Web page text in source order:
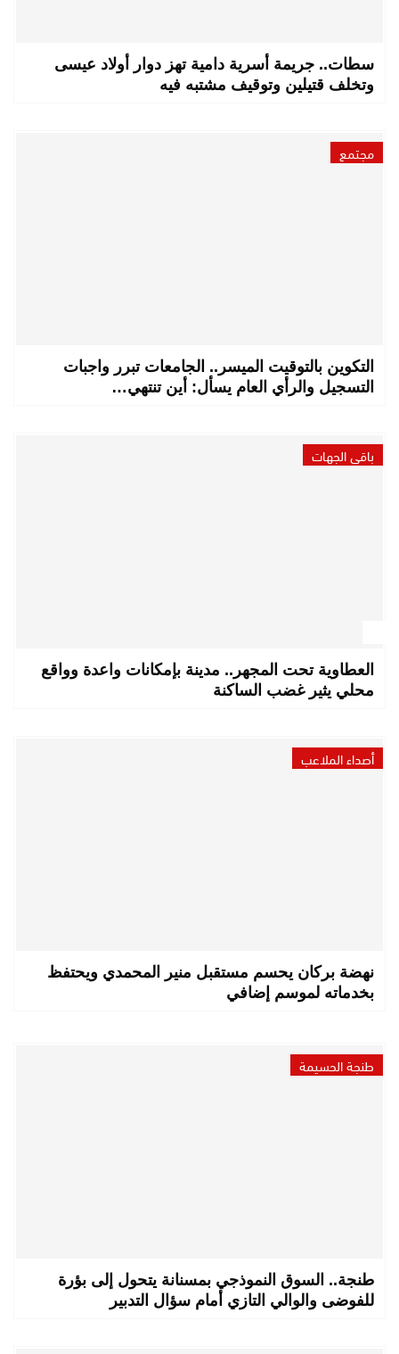
سطات.. جريمة أسرية دامية تهز دوار أولاد عيسى
وتخلف قتيلين وتوقيف مشتبه فيه
مجتمع
التكوين بالتوقيت الميسر.. الجامعات تبرر واجبات
التسجيل والرأي العام يسأل: أين تنتهي…
باقي الجهات
العطاوية تحت المجهر.. مدينة بإمكانات واعدة وواقع
محلي يثير غضب الساكنة
أصداء الملاعب
نهضة بركان يحسم مستقبل منير المحمدي ويحتفظ
بخدماته لموسم إضافي
طنجة الحسيمة
طنجة.. السوق النموذجي بمسنانة يتحول إلى بؤرة
للفوضى والوالي التازي أمام سؤال التدبير